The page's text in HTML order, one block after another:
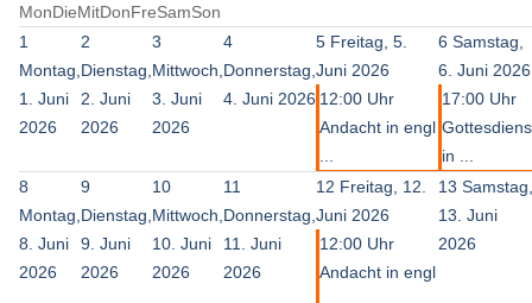
MonDieMitDonFreSamSon
1
Montag,
1. Juni
2026
2
Dienstag,
2. Juni
2026
3
Mittwoch,
3. Juni
2026
4
Donnerstag,
4. Juni 2026
5 Freitag, 5.
Juni 2026
12:00 Uhr
Andacht in engl
...
6 Samstag,
6. Juni 2026
17:00 Uhr
in ...
8
Montag,
8. Juni
2026
9
Dienstag,
9. Juni
2026
10
Mittwoch,
10. Juni
2026
11
Donnerstag,
11. Juni
2026
12 Freitag, 12.
Juni 2026
12:00 Uhr
Andacht in engl
13 Samstag,
13. Juni
2026